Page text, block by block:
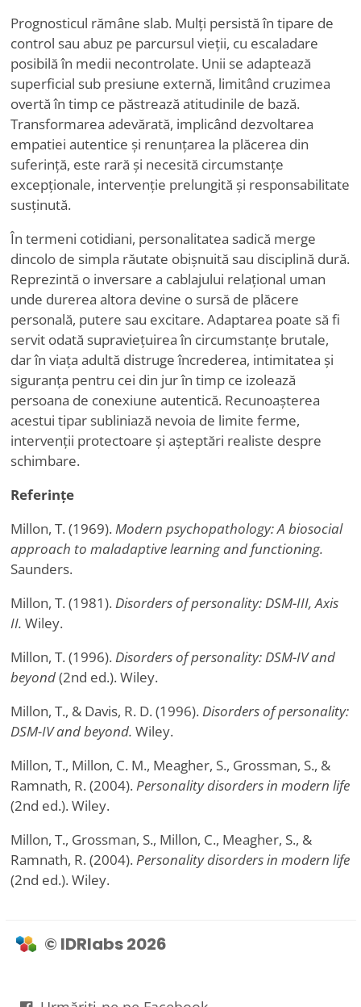
Prognosticul rămâne slab. Mulți persistă în tipare de
control sau abuz pe parcursul vieții, cu escaladare
posibilă în medii necontrolate. Unii se adaptează
superficial sub presiune externă, limitând cruzimea
overtă în timp ce păstrează atitudinile de bază.
Transformarea adevărată, implicând dezvoltarea
empatiei autentice și renunțarea la plăcerea din
suferință, este rară și necesită circumstanțe
excepționale, intervenție prelungită și responsabilitate
susținută.
În termeni cotidiani, personalitatea sadică merge
dincolo de simpla răutate obișnuită sau disciplină dură.
Reprezintă o inversare a cablajului relațional uman
unde durerea altora devine o sursă de plăcere
personală, putere sau excitare. Adaptarea poate să fi
servit odată supraviețuirea în circumstanțe brutale,
dar în viața adultă distruge încrederea, intimitatea și
siguranța pentru cei din jur în timp ce izolează
persoana de conexiune autentică. Recunoașterea
acestui tipar subliniază nevoia de limite ferme,
intervenții protectoare și așteptări realiste despre
schimbare.
Referințe
Millon, T. (1969). Modern psychopathology: A biosocial
approach to maladaptive learning and functioning.
Saunders.
Millon, T. (1981). Disorders of personality: DSM-III, Axis
II. Wiley.
Millon, T. (1996). Disorders of personality: DSM-IV and
beyond(2nd ed.). Wiley.
Millon, T., & Davis, R. D. (1996). Disorders of personality:
DSM-IV and beyond. Wiley.
Millon, T., Millon, C. M., Meagher, S., Grossman, S., &
Ramnath, R. (2004). Personality disorders in modern life
(2nd ed.). Wiley.
Millon, T., Grossman, S., Millon, C., Meagher, S., &
Ramnath, R. (2004). Personality disorders in modern life
(2nd ed.). Wiley.
© IDRlabs 2026